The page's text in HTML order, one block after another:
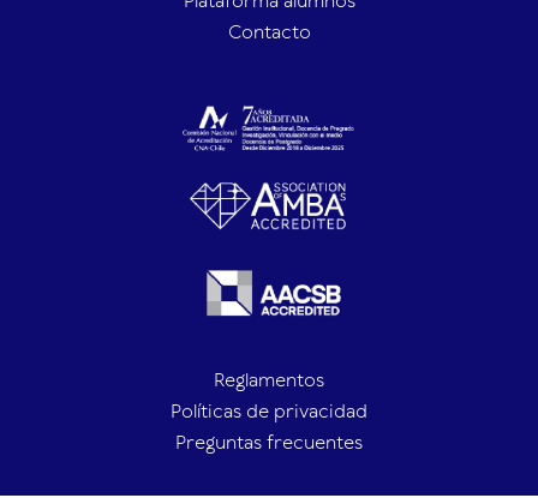
Contacto
Reglamentos
Políticas de privacidad
Preguntas frecuentes